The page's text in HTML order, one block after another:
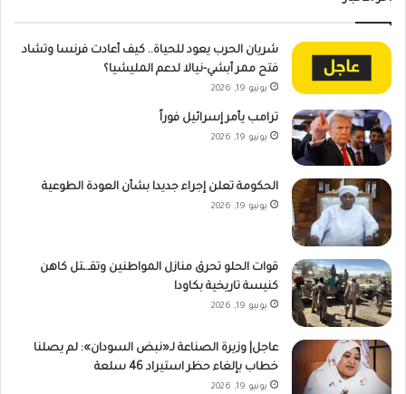
شريان الحرب يعود للحياة.. كيف أعادت فرنسا وتشاد
فتح ممر أبشي-نيالا لدعم المليشيا؟
يونيو 19, 2026
ترامب يأمر إسرائيل فوراً
يونيو 19, 2026
الحكومة تعلن إجراء جديدا بشأن العودة الطوعية
يونيو 19, 2026
قوات الحلو تحرق منازل المواطنين وتقـ.ـتل كاهن
كنيسة تاريخية بكاودا
يونيو 19, 2026
عاجل| وزيرة الصناعة لـ«نبض السودان»: لم يصلنا
خطاب بإلغاء حظر استيراد 46 سلعة
يونيو 19, 2026